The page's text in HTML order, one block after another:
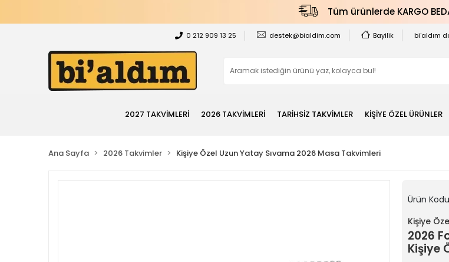
Tüm ürünlerde KARGO
0 212 909 13 25 destek@bialdim.com Bayilik bi'aldım
2027 TAKVİMLERİ 2026 TAKVİMLERİ TARİHSİZ TAKVİMLER KİŞİYE ÖZEL ÜRÜNLER
Ana Sayfa 2026 Takvimler Kişiye Özel Uzun Yatay Sıvama 2026 Masa Takvimleri
Ürün
Kişiye
2026
Kişiye